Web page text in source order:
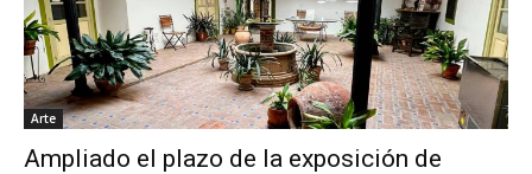
Arte
Ampliado el plazo de la exposición de